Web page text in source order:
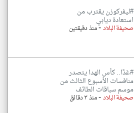
#ليفركوزن يقترب من
استعادة ديابي
صحيفة البلاد-منذ دقيقتين
#غدًا.. كأس الهدا يتصدر
منافسات الأسبوع الثالث من
موسم سباقات الطائف
صحيفة البلاد-منذ ٣ دقائق